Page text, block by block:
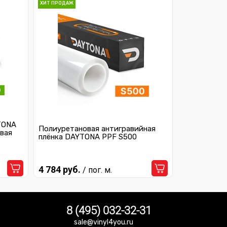
ХИТ ПРОДАЖ
Полиуретановая антигравийная
плёнка DAYTONA PPF S500
4 784 руб. / пог. м.
8 (495) 032-32-31
sale@vinyl4you.ru